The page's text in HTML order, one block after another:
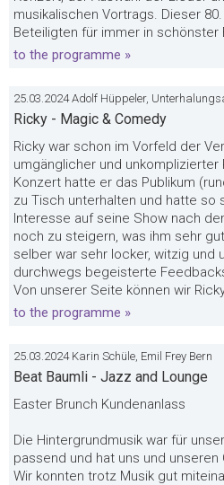
musikalischen Vortrags. Dieser
Beteiligten für immer in schönster
to the programme »
25.03.2024 Adolf Hüppeler,
Ricky - Magic & Comedy
Ricky war schon im Vorfeld der
umgänglicher und unkomplizierter
Konzert hatte er das Publikum
zu Tisch unterhalten und hatte so
Interesse auf seine Show nach
noch zu steigern, was ihm sehr
selber war sehr locker, witzig und
durchwegs begeisterte
Von unserer Seite können wir
to the programme »
25.03.2024 Karin Schüle, Emil Frey Bern
Beat Baumli - Jazz and Lounge
Easter Brunch Kundenanlass
Die Hintergrundmusik war für
passend und hat uns und
Wir konnten trotz Musik gut